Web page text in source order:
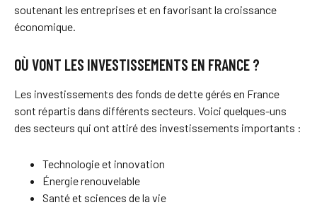
soutenant les entreprises et en favorisant la croissance
économique.
OÙ VONT LES INVESTISSEMENTS EN FRANCE ?
Les investissements des fonds de dette gérés en France
sont répartis dans différents secteurs. Voici quelques-uns
des secteurs qui ont attiré des investissements importants :
Technologie et innovation
Énergie renouvelable
Santé et sciences de la vie